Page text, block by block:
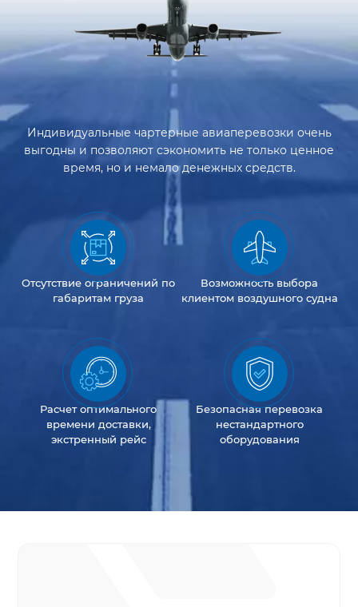
Индивидуальные чартерные авиаперевозки очень
выгодны и позволяют сэкономить не только ценное
время, но и немало денежных средств.
Отсутствиеограничений по
габаритам груза
Возможность выбора
клиентом воздушного судна
Расчет оптимального
времени доставки,
экстренный рейс
Безопасная перевозка
нестандартного
оборудования